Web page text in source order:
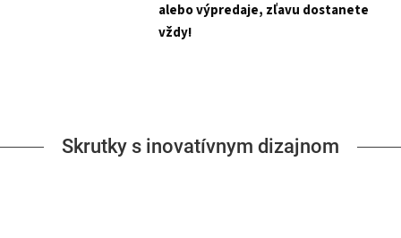
alebo výpredaje, zľavu dostanete
vždy!
Skrutky s inovatívnym dizajnom